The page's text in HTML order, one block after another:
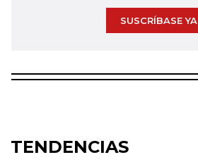
SUSCRÍBASE YA
TENDENCIAS